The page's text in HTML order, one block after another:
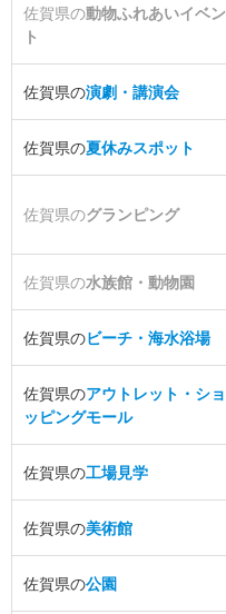
佐賀県の動物ふれあいイベン
ト
佐賀県の演劇・講演会
佐賀県の夏休みスポット
佐賀県のグランピング
佐賀県の水族館・動物園
佐賀県のビーチ・海水浴場
佐賀県のアウトレット・ショ
ッピングモール
佐賀県の工場見学
佐賀県の美術館
佐賀県の公園